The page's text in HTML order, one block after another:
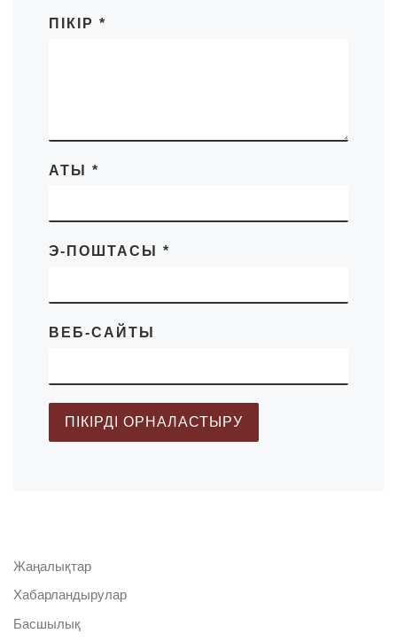
ПІКІР *
АТЫ *
Э-ПОШТАСЫ *
ВЕБ-САЙТЫ
Жаңалықтар
Хабарландырулар
Басшылық